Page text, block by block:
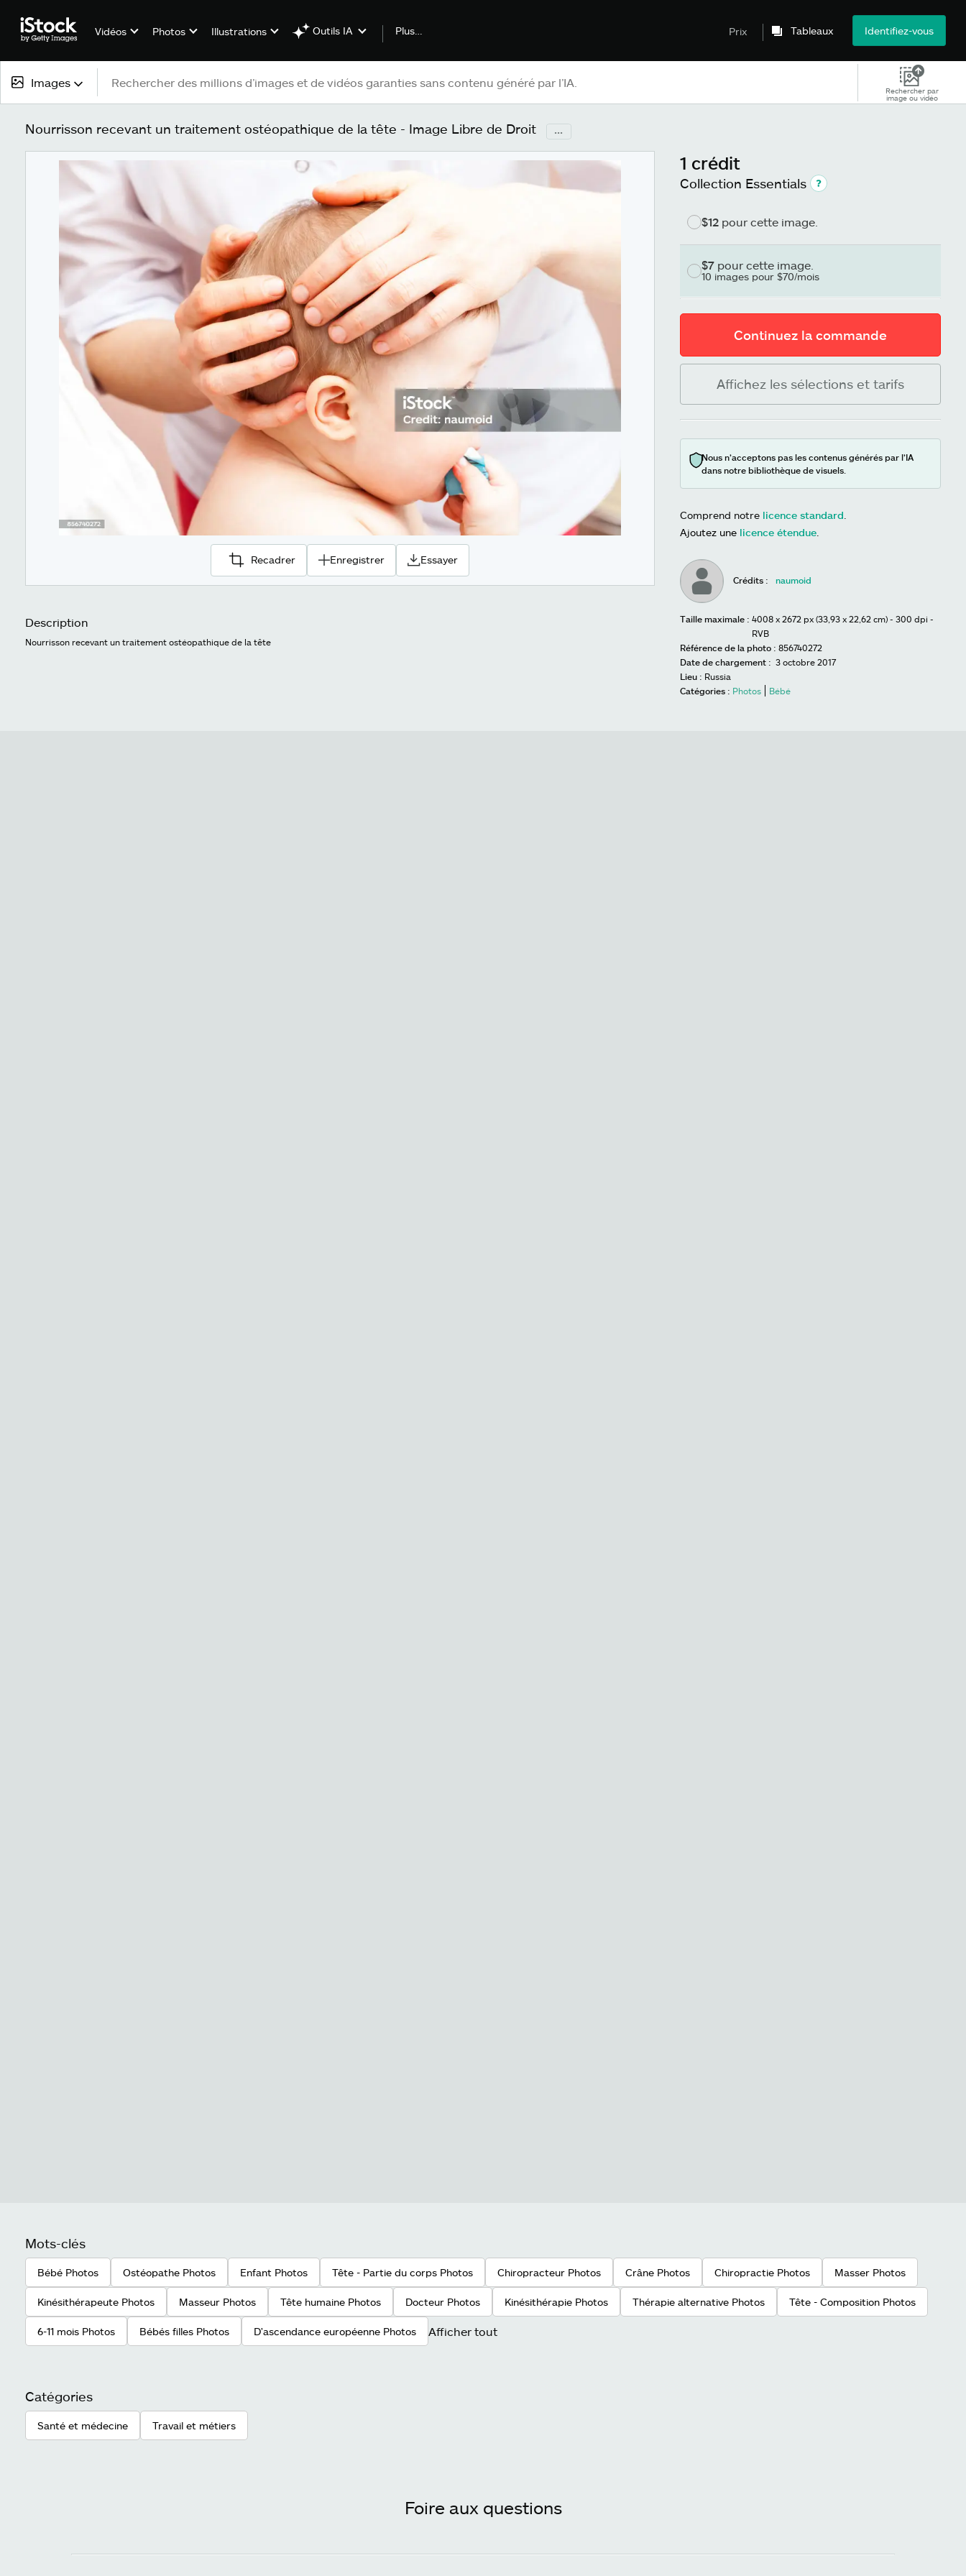
Vidéos Photos Illustrations Outils IA Plus… Prix Tableaux Identifiez-vous
Images
Images
Photos
Illustrations
Vectoriels
Rechercher par
image ou vidéo
Nourrisson recevant un traitement ostéopathique de la tête - Image Libre de Droit ...
Recadrer Enregistrer Essayer
Description
Nourrisson recevant un traitement ostéopathique de la tête
1 crédit
Collection Essentials
$12 pour cette image.
$7 pour cette image.
10 images pour $70/mois
Continuez la commande
Affichez les sélections et tarifs
Nous n’acceptons pas les contenus générés par l’IA
dans notre bibliothèque de visuels.
Comprend notre licence standard
Ajoutez une licence étendue
Crédits : naumoid
Taille maximale : 4008 x 2672 px (33,93 x 22,62 cm) - 300 dpi -
RVB
Référence de la photo : 856740272
Date de chargement : 3 octobre 2017
Lieu : Russia
Catégories : Photos Bébé
Mots-clés
Bébé Photos Ostéopathe Photos Enfant Photos Tête - Partie du corps Photos Chiropracteur Photos Crâne Photos Chiropractie Photos Masser Photos
Kinésithérapeute Photos Masseur Photos Tête humaine Photos Docteur Photos Kinésithérapie Photos Thérapie alternative Photos Tête - Composition Photos
6-11 mois Photos Bébés filles Photos D'ascendance européenne Photos Afficher tout
Catégories
Santé et médecine Travail et métiers
Foire aux questions